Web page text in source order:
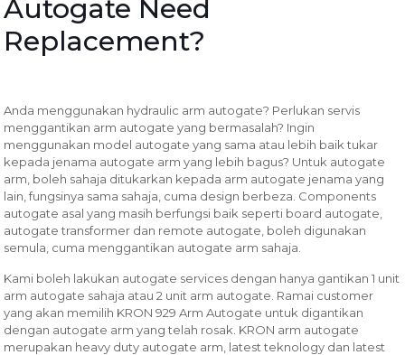
Autogate Need
Replacement?
Anda menggunakan hydraulic arm autogate? Perlukan servis
menggantikan arm autogate yang bermasalah? Ingin
menggunakan model autogate yang sama atau lebih baik tukar
kepada jenama autogate arm yang lebih bagus? Untuk autogate
arm, boleh sahaja ditukarkan kepada arm autogate jenama yang
lain, fungsinya sama sahaja, cuma design berbeza. Components
autogate asal yang masih berfungsi baik seperti board autogate,
autogate transformer dan remote autogate, boleh digunakan
semula, cuma menggantikan autogate arm sahaja.
Kami boleh lakukan autogate services dengan hanya gantikan 1 unit
arm autogate sahaja atau 2 unit arm autogate. Ramai customer
yang akan memilih KRON 929 Arm Autogate untuk digantikan
dengan autogate arm yang telah rosak. KRON arm autogate
merupakan heavy duty autogate arm, latest teknology dan latest